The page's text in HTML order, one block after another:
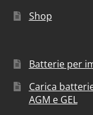
Shop
Batterie per
Carica
AGM e GEL